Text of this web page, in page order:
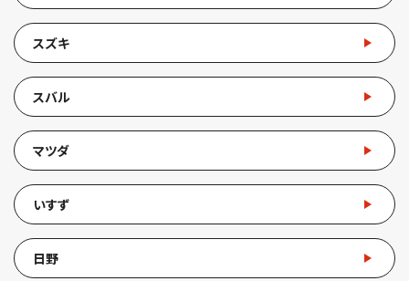
スズキ
スバル
マツダ
いすず
日野